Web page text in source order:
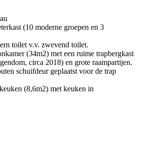
(10 moderne groepen en 3
toilet v.v. zwevend toilet.
(34m2) met een ruime trapbergkast
circa 2018) en grote raampartijen.
schuifdeur geplaatst voor de trap
(8,6m2) met keuken in